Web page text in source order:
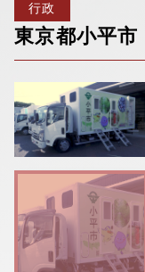
納車実績
新着情報
採用情報
行政
東京都小平市